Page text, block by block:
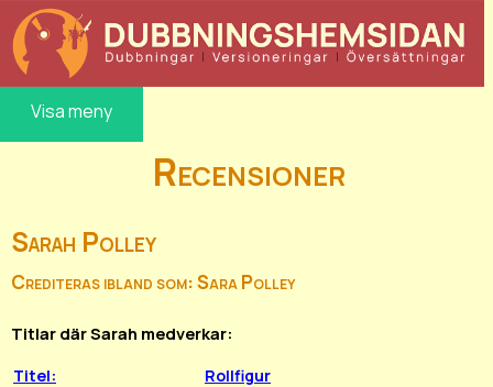
Visa meny
Recensioner
Sarah Polley
Crediteras ibland som: Sara Polley
Titlar där Sarah medverkar:
Titel:
Rollfigur